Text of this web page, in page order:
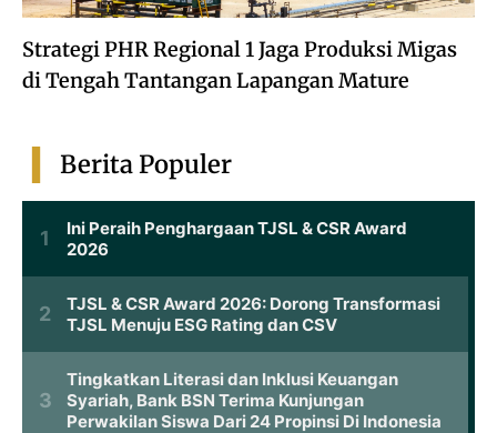
Strategi PHR Regional 1 Jaga Produksi Migas
di Tengah Tantangan Lapangan Mature
Berita Populer